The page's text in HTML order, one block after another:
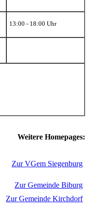
13:00 - 18:00 Uhr
Weitere Homepages:
Zur VGem Siegenburg
Zur Gemeinde Biburg
Zur Gemeinde Kirchdorf